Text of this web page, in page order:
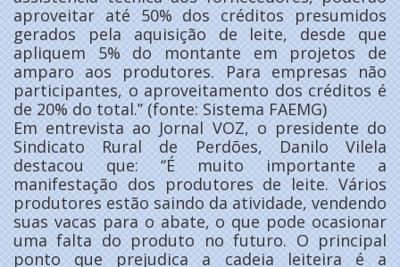
aproveitar até 50% dos créditos presumidos
gerados pela aquisição de leite, desde que
apliquem 5% do montante em projetos de
amparo aos produtores. Para empresas não
participantes, o aproveitamento dos créditos é
de 20% do total.’’ (fonte: Sistema FAEMG)
Em entrevista ao Jornal VOZ, o presidente do
Sindicato Rural de Perdões, Danilo Vilela
destacou que: ‘‘É muito importante a
manifestação dos produtores de leite. Vários
produtores estão saindo da atividade, vendendo
suas vacas para o abate, o que pode ocasionar
uma falta do produto no futuro. O principal
ponto que prejudica a cadeia leiteira é a